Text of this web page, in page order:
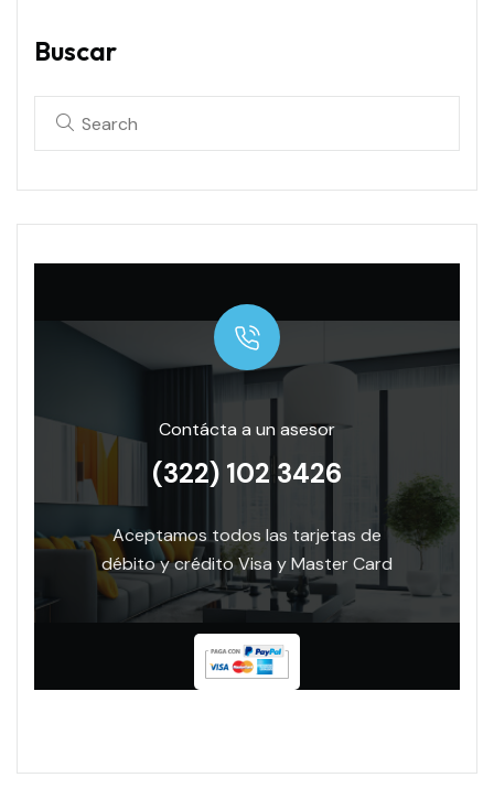
Buscar
Contácta a un asesor
(322) 102 3426
Aceptamos todos las tarjetas de
débito y crédito Visa y Master Card